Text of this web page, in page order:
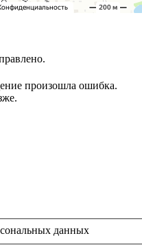
произошла ошибка.
данных